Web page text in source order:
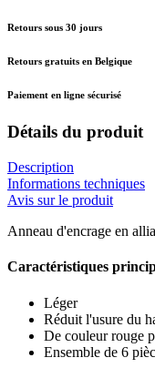
Retours sous 30 jours
Retours gratuits en Belgique
Paiement en ligne sécurisé
Détails du produit
Description
Informations techniques
Avis sur le produit
Anneau d'encrage en
Caractéristiques
Léger
Réduit l'usure du
De couleur rouge
Ensemble de 6